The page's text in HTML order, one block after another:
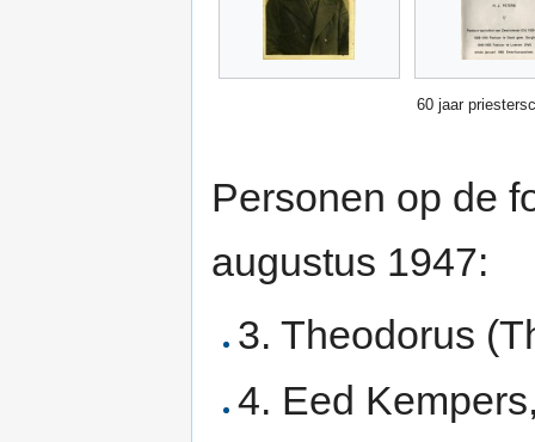
60 jaar
Personen op de
augustus 1947:
3. Theodorus
4. Eed